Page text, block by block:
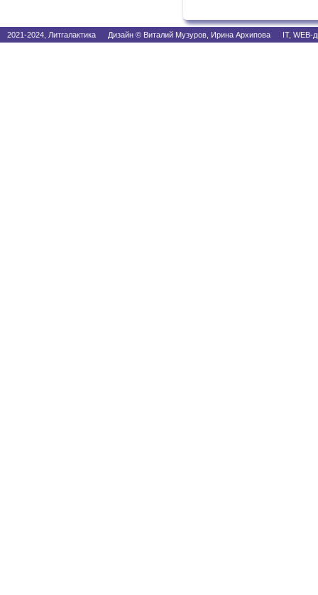
2021-2024, Литгалактика Дизайн © Виталий Музуров, Ирина Архипова IT, WEB-